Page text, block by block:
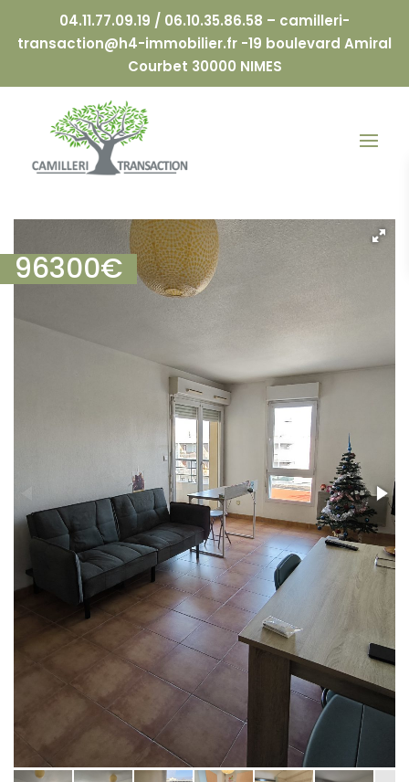
04.11.77.09.19 / 06.10.35.86.58 – camilleri-
transaction@h4-immobilier.fr -19 boulevard Amiral
Courbet 30000 NIMES
96300€